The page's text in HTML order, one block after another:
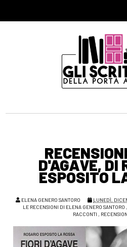
D'AGAVE, DI
ESPOSITO
ELENA GENERO SANTORO LUNEDÌ,
LE RECENSIONI DI ELENA GENERO SANTORO ,
RACCONTI ,